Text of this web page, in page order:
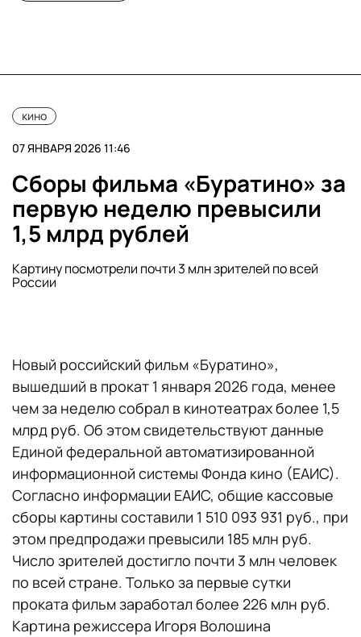
кино
07 ЯНВАРЯ 2026 11:46
Сборы фильма «Буратино» за
первую неделю превысили
1,5 млрд рублей
Картину посмотрели почти 3 млн зрителей по всей
России
Новый российский фильм «Буратино»,
вышедший в прокат 1 января 2026 года, менее
чем за неделю собрал в кинотеатрах более 1,5
млрд руб. Об этом свидетельствуют данные
Единой федеральной автоматизированной
информационной системы Фонда кино (ЕАИС).
Согласно информации ЕАИС, общие кассовые
сборы картины составили 1 510 093 931 руб., при
этом предпродажи превысили 185 млн руб.
Число зрителей достигло почти 3 млн человек
по всей стране. Только за первые сутки
проката фильм заработал более 226 млн руб.
Картина режиссера Игоря Волошина